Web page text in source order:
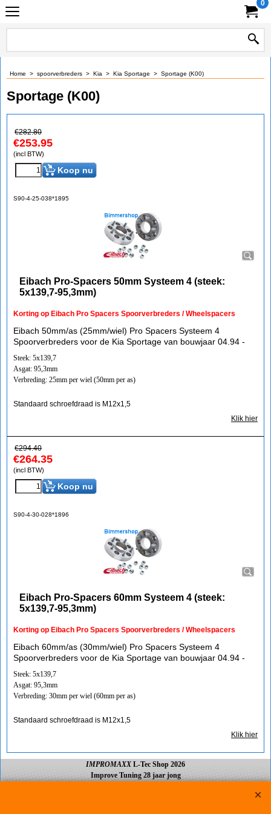
0
Home > spoorverbreders > Kia > Kia Sportage > Sportage (K00)
Sportage (K00)
€282.80
€253.95
(incl BTW)
Koop nu
S90-4-25-038*1895
Eibach Pro-Spacers 50mm Systeem 4 (steek:
5x139,7-95,3mm)
Korting op Eibach Pro Spacers Spoorverbreders / Wheelspacers
Eibach 50mm/as (25mm/wiel) Pro Spacers Systeem 4
Spoorverbreders voor de Kia Sportage van bouwjaar 04.94 -
Steek: 5x139,7
Asgat: 95,3mm
Verbreding: 25mm per wiel (50mm per as)
Standaard schroefdraad is M12x1,5
Klik hier
€294.40
€264.35
(incl BTW)
Koop nu
S90-4-30-028*1896
Eibach Pro-Spacers 60mm Systeem 4 (steek:
5x139,7-95,3mm)
Korting op Eibach Pro Spacers Spoorverbreders / Wheelspacers
Eibach 60mm/as (30mm/wiel) Pro Spacers Systeem 4
Spoorverbreders voor de Kia Sportage van bouwjaar 04.94 -
Steek: 5x139,7
Asgat: 95,3mm
Verbreding: 30mm per wiel (60mm per as)
Standaard schroefdraad is M12x1,5
Klik hier
IMPROMAXX L-Tec Shop 2026
Improve Tuning 28 jaar jong